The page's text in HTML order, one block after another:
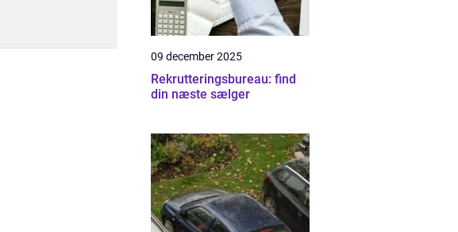
09 december 2025
Rekrutteringsbureau: find
din næste sælger